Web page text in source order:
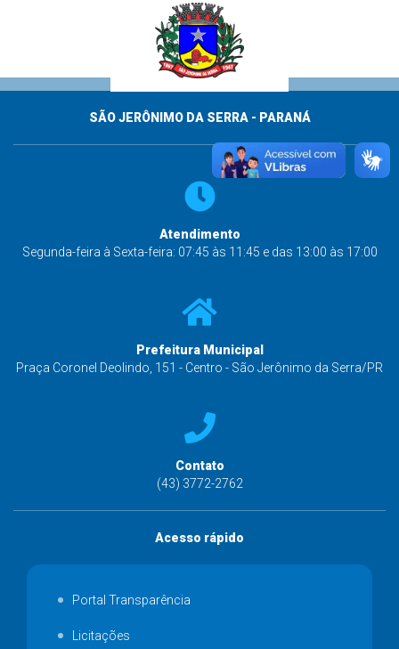
SÃO JERÔNIMO DA SERRA - PARANÁ
Atendimento
Segunda-feira à Sexta-feira: 07:45 às 11:45 e das 13:00 às 17:00
Prefeitura Municipal
Praça Coronel Deolindo, 151 - Centro - São Jerônimo da Serra/PR
Contato
(43) 3772-2762
Acesso rápido
Portal Transparência
Licitações